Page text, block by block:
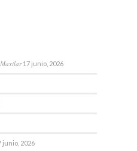
17 junio, 2026
junio, 2026